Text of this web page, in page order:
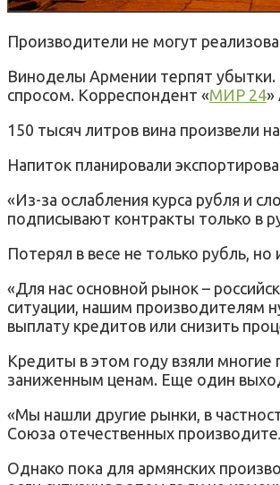
Производители не могут
Виноделы Армении терпят убытки.
спросом. Корреспондент «МИР 24»
150 тысяч литров вина произвели
Напиток планировали
«Из-за ослабления курса рубля и
подписывают контракты только в
Потерял в весе не только рубль,
«Для нас основной рынок –
ситуации, нашим производителям
выплату кредитов или снизить
Кредиты в этом году взяли многие
заниженным ценам. Еще один
«Мы нашли другие рынки, в
Союза отечественных
Однако пока для армянских